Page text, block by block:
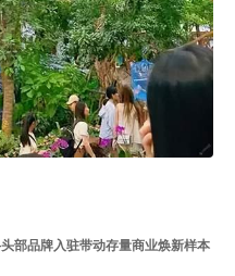
品牌入驻带动存量商业焕新样本